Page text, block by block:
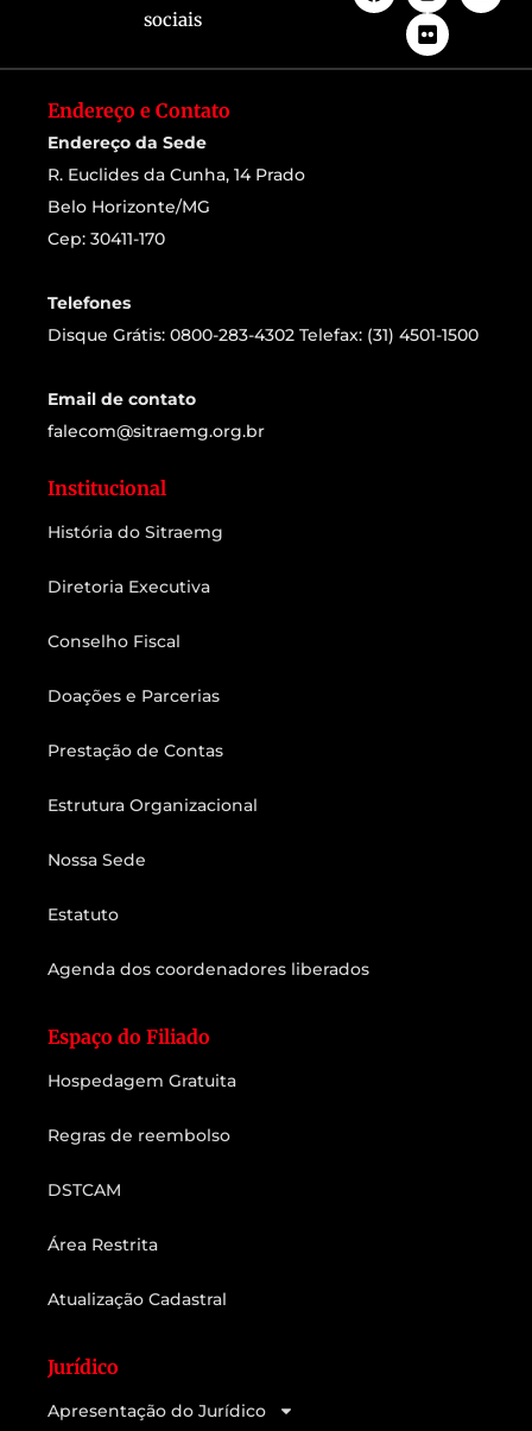
sociais
Endereço e Contato
Endereço da Sede
R. Euclides da Cunha, 14 Prado
Belo Horizonte/MG
Cep: 30411-170
Telefones
Disque Grátis: 0800-283-4302 Telefax: (31) 4501-1500
Email de contato
falecom@sitraemg.org.br
Institucional
História do Sitraemg
Diretoria Executiva
Conselho Fiscal
Doações e Parcerias
Prestação de Contas
Estrutura Organizacional
Nossa Sede
Estatuto
Agenda dos coordenadores liberados
Espaço do Filiado
Hospedagem Gratuita
Regras de reembolso
DSTCAM
Área Restrita
Atualização Cadastral
Jurídico
Apresentação do Jurídico